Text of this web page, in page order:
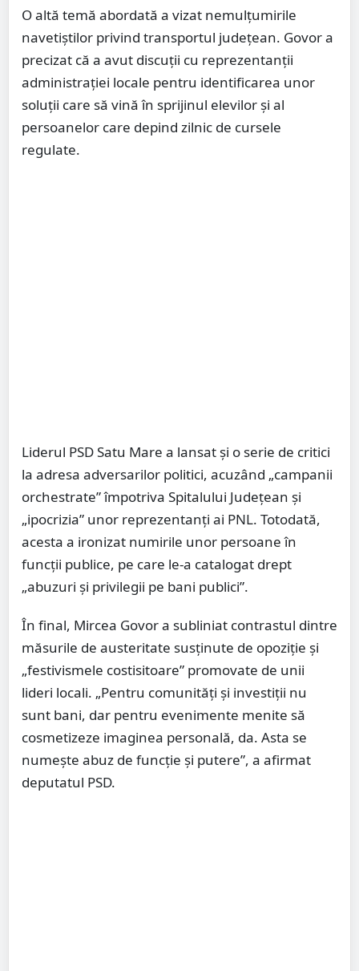
O altă temă abordată a vizat nemulțumirile
navetiștilor privind transportul județean. Govor a
precizat că a avut discuții cu reprezentanții
administrației locale pentru identificarea unor
soluții care să vină în sprijinul elevilor și al
persoanelor care depind zilnic de cursele
regulate.
Liderul PSD Satu Mare a lansat și o serie de critici
la adresa adversarilor politici, acuzând „campanii
orchestrate” împotriva Spitalului Județean și
„ipocrizia” unor reprezentanți ai PNL. Totodată,
acesta a ironizat numirile unor persoane în
funcții publice, pe care le-a catalogat drept
„abuzuri și privilegii pe bani publici”.
În final, Mircea Govor a subliniat contrastul dintre
măsurile de austeritate susținute de opoziție și
„festivismele costisitoare” promovate de unii
lideri locali. „Pentru comunități și investiții nu
sunt bani, dar pentru evenimente menite să
cosmetizeze imaginea personală, da. Asta se
numește abuz de funcție și putere”, a afirmat
deputatul PSD.